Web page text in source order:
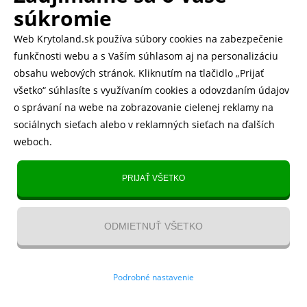
Rychlé doručenie 1-2 dní
Heurekazobraziť recenzie
Instagram5.643 fanúšikov
TikTok4.833 fanúšikov
Recenzie /Blog / Magazín
súkromie
Web Krytoland.sk používa súbory cookies na zabezpečenie
funkčnosti webu a s Vaším súhlasom aj na personalizáciu
obsahu webových stránok. Kliknutím na tlačidlo „Prijať
všetko“ súhlasíte s využívaním cookies a odovzdaním údajov
o správaní na webe na zobrazovanie cielenej reklamy na
sociálnych sieťach alebo v reklamných sieťach na ďalších
weboch.
PRIJAŤ VŠETKO
ODMIETNUŤ VŠETKO
Podrobné nastavenie